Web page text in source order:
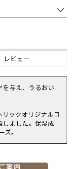
デセン,シクロペンタ
リル酸／カプリン
水分解ケラチン,加
タノール,合成ワック
ルパラベン,水添レシ
ａ
します。
常があらわれた場
のような異常があら
いにならないでくだ
高温多湿または極度
レビュー
与え、うるおい
ックオリジナルコ
しました。保湿成
。